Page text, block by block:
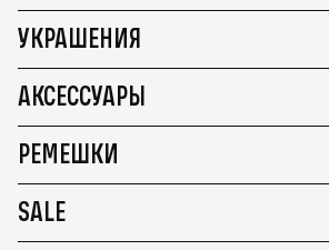
УКРАШЕНИЯ
АКСЕССУАРЫ
РЕМЕШКИ
SALE